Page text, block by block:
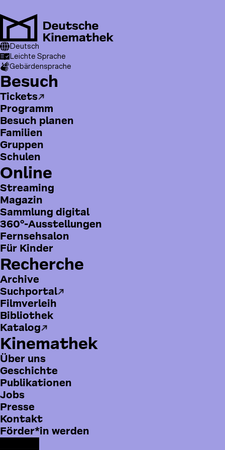
zum
Inhalt
T
o
p
m
e
n
u
Deutsch
Leichte Sprache
Gebärdensprache
H
a
u
p
t
m
e
n
ü
Besuch
Tickets
Programm
Besuch planen
Familien
Gruppen
Schulen
Online
Streaming
Magazin
Sammlung digital
360°-Ausstellungen
Fernsehsalon
Für Kinder
Recherche
Archive
Suchportal
Filmverleih
Bibliothek
Katalog
Kinemathek
Über uns
Geschichte
Publikationen
Jobs
Presse
B
o
t
Kontakt
Förder*in werden
Pfadnavigation
Besuch